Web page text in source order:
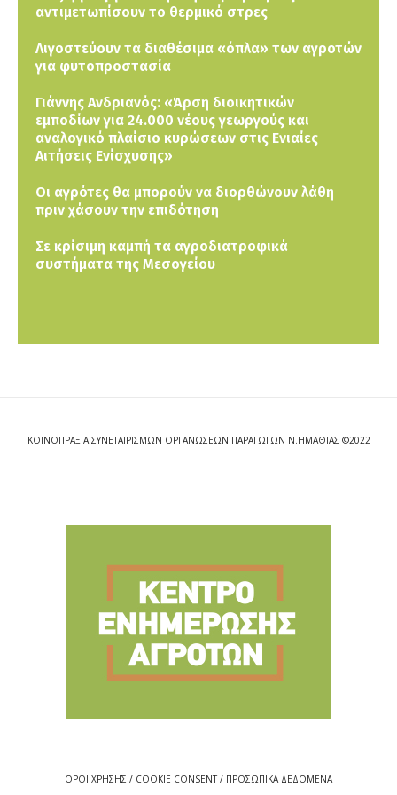
αντιμετωπίσουν το θερμικό στρες
Λιγοστεύουν τα διαθέσιμα «όπλα» των αγροτών
για φυτοπροστασία
Γιάννης Ανδριανός: «Άρση διοικητικών
εμποδίων για 24.000 νέους γεωργούς και
αναλογικό πλαίσιο κυρώσεων στις Ενιαίες
Αιτήσεις Ενίσχυσης»
Οι αγρότες θα μπορούν να διορθώνουν λάθη
πριν χάσουν την επιδότηση
Σε κρίσιμη καμπή τα αγροδιατροφικά
συστήματα της Μεσογείου
ΚΟΙΝΟΠΡΑΞΙΑ ΣΥΝΕΤΑΙΡΙΣΜΩΝ ΟΡΓΑΝΩΣΕΩΝ ΠΑΡΑΓΩΓΩΝ Ν.ΗΜΑΘΙΑΣ ©2022
ΟΡΟΙ ΧΡΗΣΗΣ / COOKIE CONSENT / ΠΡΟΣΩΠΙΚΑ ΔΕΔΟΜΕΝΑ